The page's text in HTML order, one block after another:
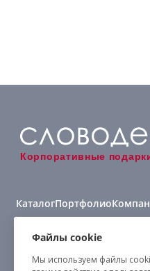
Корпоративные
КаталогПортфолио
Виды нанесения
Файлы cookie
Мы используем файлы